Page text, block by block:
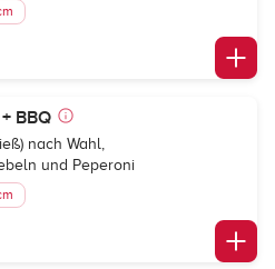
BBQ
nach Wahl,
und Peperoni